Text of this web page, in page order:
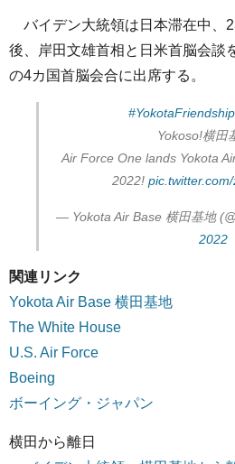
バイデン大統領は日本滞在中、
後、岸田文雄首相と日米首脳会談
の4カ国首脳会合に出席する。
Yokoso!横田
Air Force One lands Yokota
2022!
— Yokota Air Base 横田基地
2022
関連リンク
Yokota Air Base 横田基地
The White House
U.S. Air Force
Boeing
ボーイング・ジャパン
横田から離日